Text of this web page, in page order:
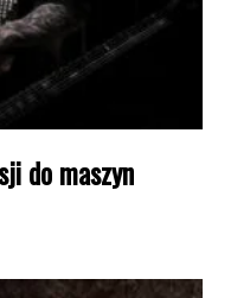
do maszyn